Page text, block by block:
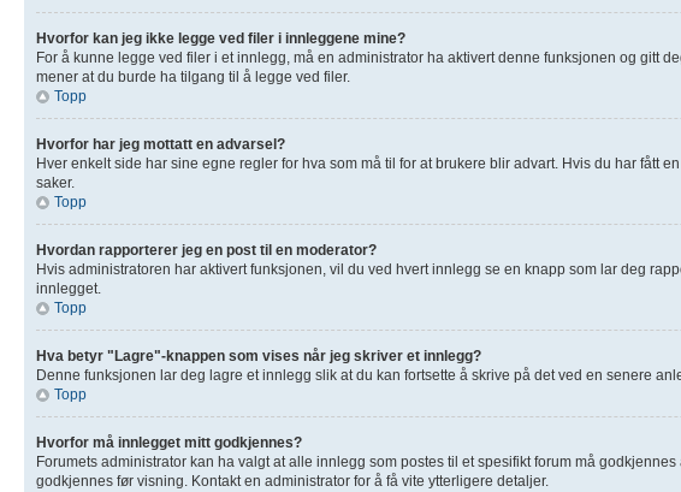
Hvorfor kan jeg ikke legge ved filer i innleggene mine?
For å kunne legge ved filer i et innlegg, må en administrator ha aktivert denne funksjonen og gitt
mener at du burde ha tilgang til å legge ved filer.
Topp
Hvorfor har jeg mottatt en advarsel?
Hver enkelt side har sine egne regler for hva som må til for at brukere blir advart. Hvis du har fått
saker.
Topp
Hvordan rapporterer jeg en post til en moderator?
Hvis administratoren har aktivert funksjonen, vil du ved hvert innlegg se en knapp som lar deg
innlegget.
Topp
Hva betyr "Lagre"-knappen som vises når jeg skriver et innlegg?
Denne funksjonen lar deg lagre et innlegg slik at du kan fortsette å skrive på det ved en senere
Topp
Hvorfor må innlegget mitt godkjennes?
Forumets administrator kan ha valgt at alle innlegg som postes til et spesifikt forum må
godkjennes før visning. Kontakt en administrator for å få vite ytterligere detaljer.